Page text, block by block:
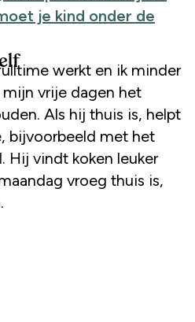
je kind onder de
werkt en ik minder
vrije dagen het
Als hij thuis is, helpt
bijvoorbeeld met het
Hij vindt koken leuker
vroeg thuis is,